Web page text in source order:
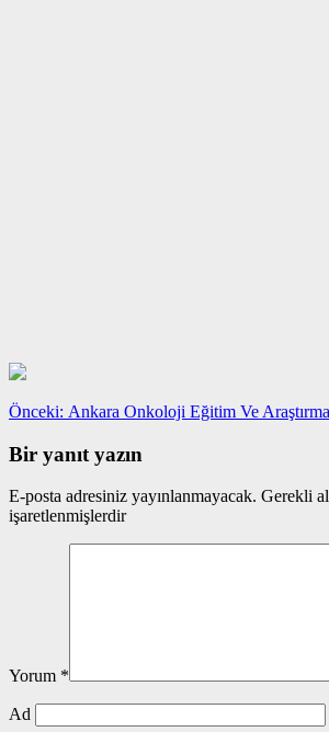
Yazı
gezinmesi
Önceki: Önceki
Ankara Onkoloji Eğitim Ve
Bir yanıt yazın
E-posta adresiniz yayınlanmayacak. Gerekli
işaretlenmişlerdir
Yorum *
Ad